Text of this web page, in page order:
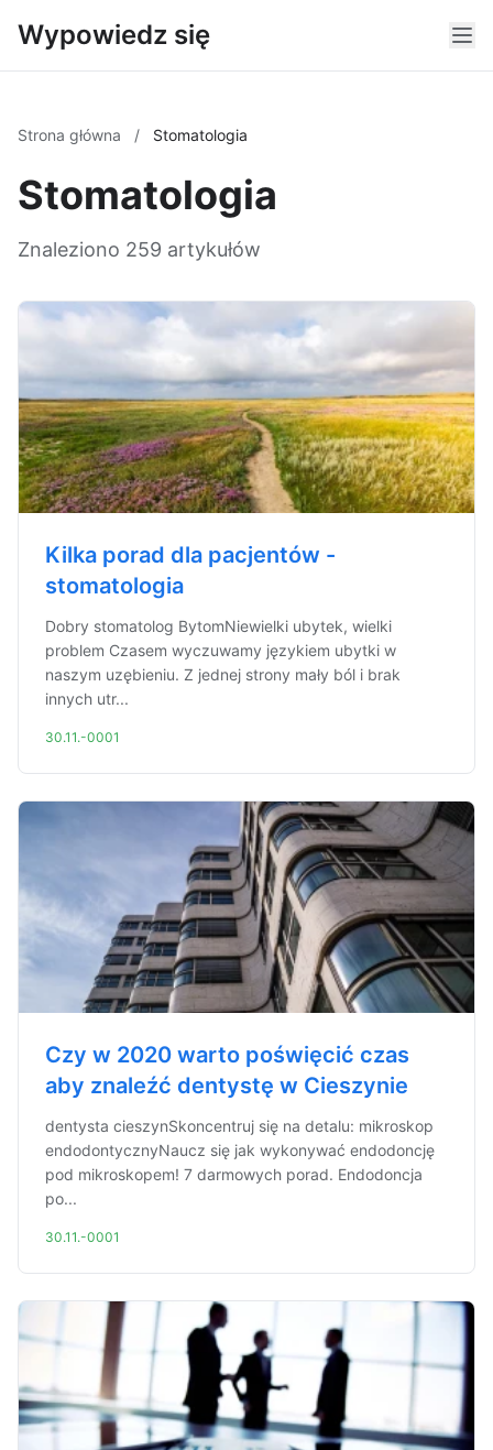
Wypowiedz się
Strona główna / Stomatologia
Stomatologia
Znaleziono 259 artykułów
Kilka porad dla pacjentów -
stomatologia
Dobry stomatolog BytomNiewielki ubytek, wielki
problem Czasem wyczuwamy językiem ubytki w
naszym uzębieniu. Z jednej strony mały ból i brak
innych utr...
30.11.-0001
Czy w 2020 warto poświęcić czas
aby znaleźć dentystę w Cieszynie
dentysta cieszynSkoncentruj się na detalu: mikroskop
endodontycznyNaucz się jak wykonywać endodoncję
pod mikroskopem! 7 darmowych porad. Endodoncja
po...
30.11.-0001